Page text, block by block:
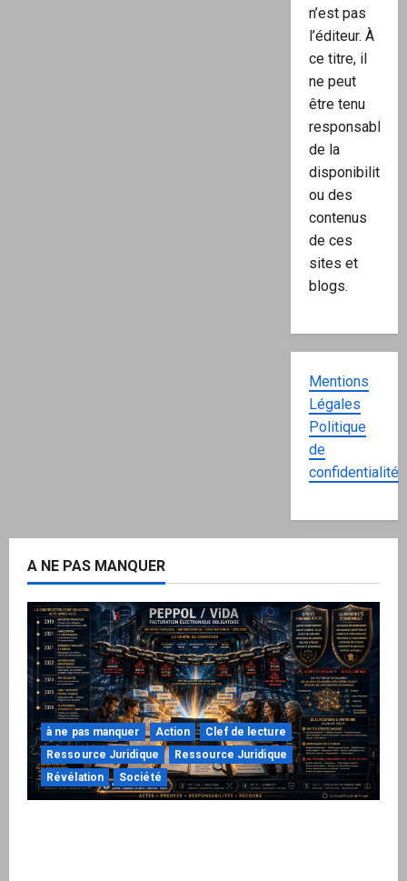
n’est pas
l’éditeur. À
ce titre, il
ne peut
être tenu
responsable
de la
disponibilité
ou des
contenus
de ces
sites et
blogs.
Mentions
Légales
Politique
de
confidentialité
A NE PAS MANQUER
à ne pas manquer Action
Clef de lecture
Ressource Juridique
Ressource Juridique
Révélation
Société